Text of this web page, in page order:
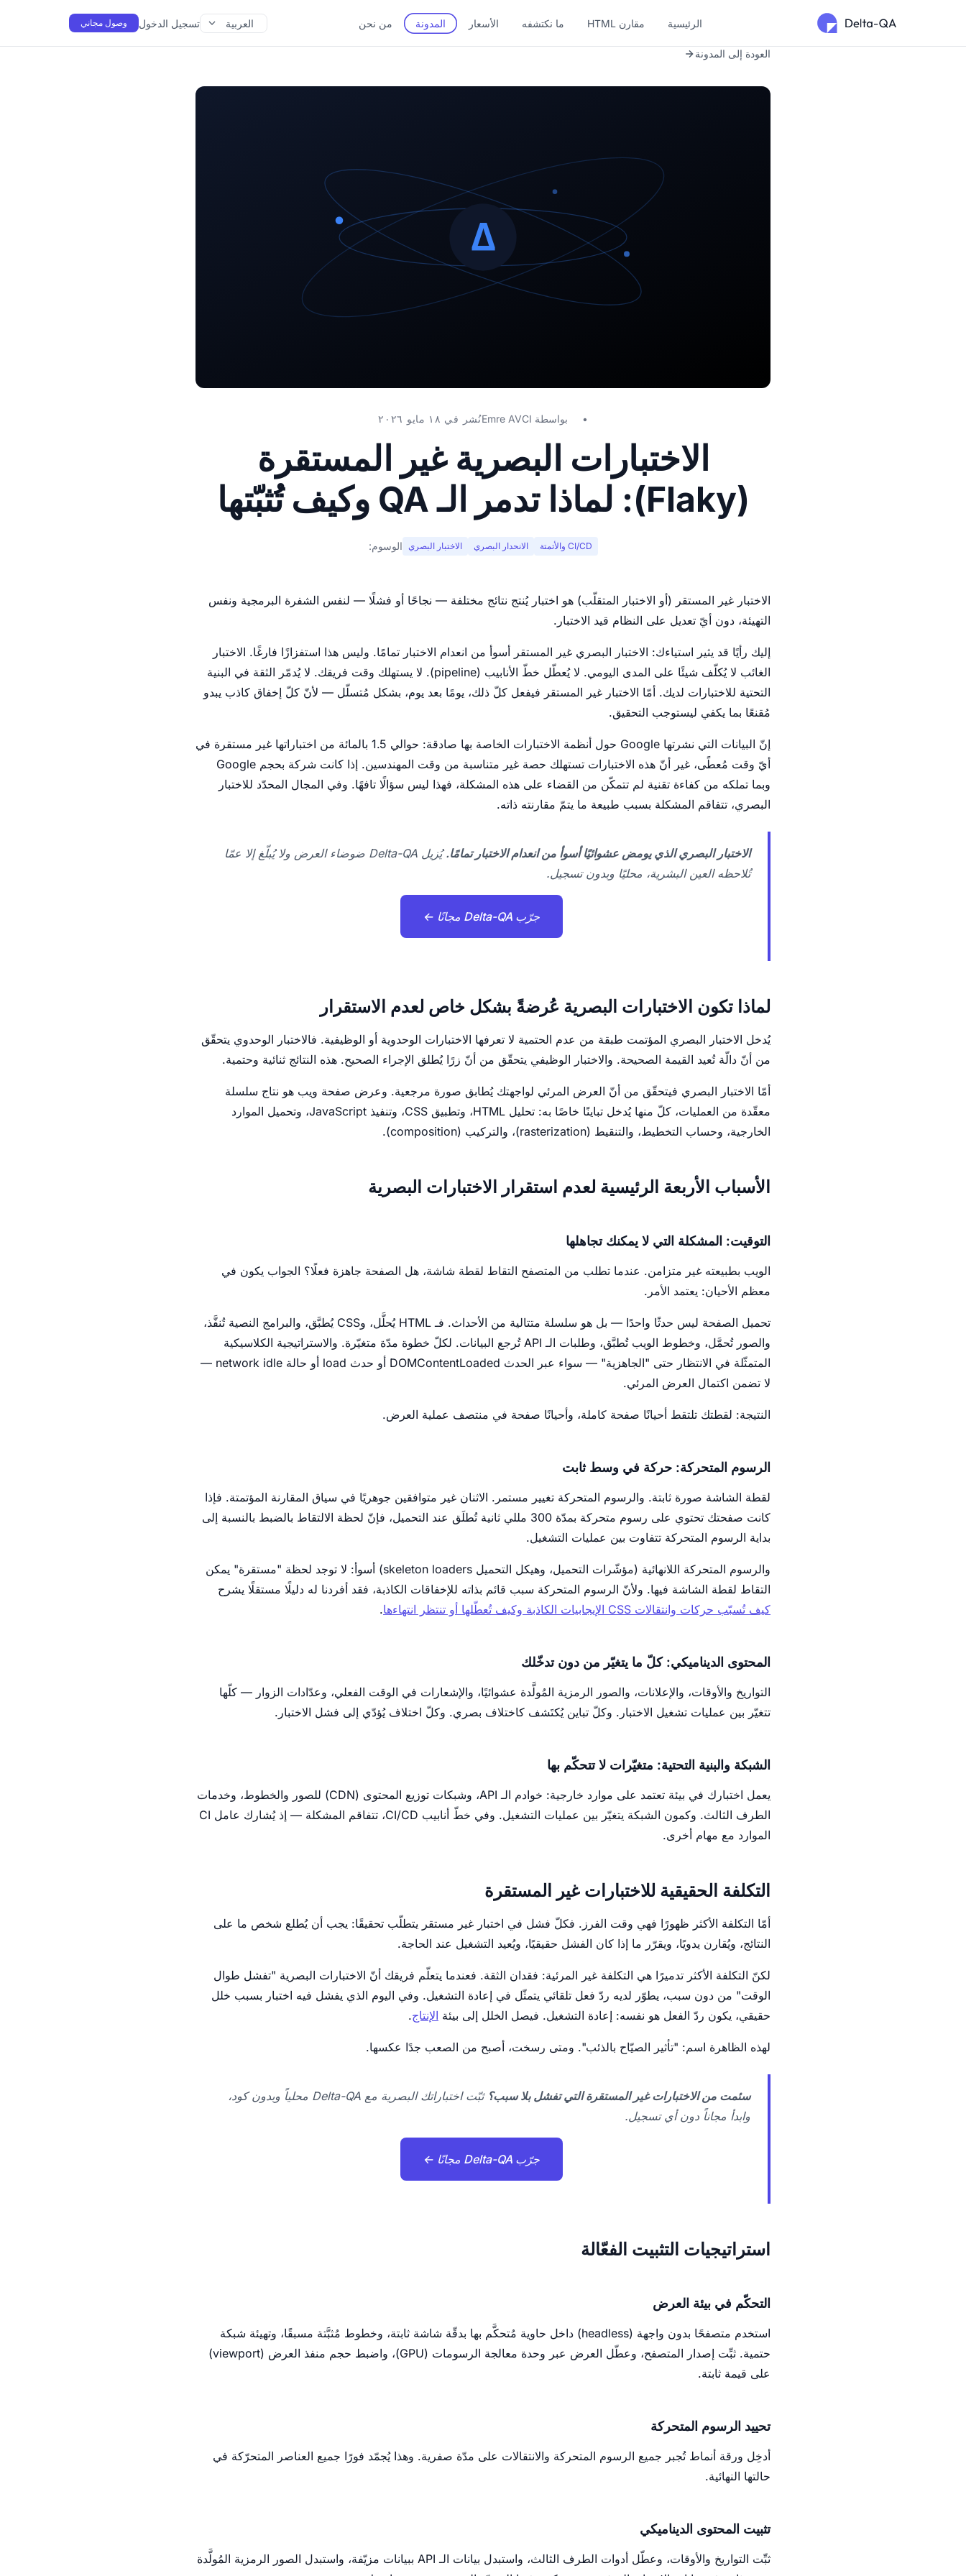
الرئيسية مقارن HTML ما نكتشفه الأسعار المدونة من نحن العربية تسجيل الدخول وصول مجاني
العودة إلى المدونة
نُشر في ١٨ مايو ٢٠٢٦ بواسطة Emre AVCI
الاختبارات البصرية غير المستقرة
(Flaky): لماذا تدمر الـ QA وكيف تُثبّتها
الوسوم: الاختبار البصري الانحدار البصري CI/CD والأتمتة
الاختبار غير المستقر (أو الاختبار المتقلّب) هو اختبار يُنتج نتائج مختلفة — نجاحًا أو فشلًا — لنفس الشفرة البرمجية ونفس
التهيئة، دون أيّ تعديل على النظام قيد الاختبار.
إليك رأيًا قد يثير استياءك: الاختبار البصري غير المستقر أسوأ من انعدام الاختبار تمامًا. وليس هذا استفزازًا فارغًا. الاختبار
الغائب لا يُكلّف شيئًا على المدى اليومي. لا يُعطّل خطّ الأنابيب (pipeline). لا يستهلك وقت فريقك. لا يُدمّر الثقة في البنية
التحتية للاختبارات لديك. أمّا الاختبار غير المستقر فيفعل كلّ ذلك، يومًا بعد يوم، بشكل مُتسلّل — لأنّ كلّ إخفاق كاذب يبدو
مُقنعًا بما يكفي ليستوجب التحقيق.
إنّ البيانات التي نشرتها Google حول أنظمة الاختبارات الخاصة بها صادقة: حوالي 1.5 بالمائة من اختباراتها غير مستقرة في
أيّ وقت مُعطًى، غير أنّ هذه الاختبارات تستهلك حصة غير متناسبة من وقت المهندسين. إذا كانت شركة بحجم Google
وبما تملكه من كفاءة تقنية لم تتمكّن من القضاء على هذه المشكلة، فهذا ليس سؤالًا تافهًا. وفي المجال المحدّد للاختبار
البصري، تتفاقم المشكلة بسبب طبيعة ما يتمّ مقارنته ذاته.
الاختبار البصري الذي يومض عشوائيًا أسوأ من انعدام الاختبار تمامًا.
يُزيل Delta-QA ضوضاء العرض ولا يُبلّغ إلا عمّا
تُلاحظه العين البشرية، محليًا وبدون تسجيل.
جرّب Delta-QA مجانًا ←
لماذا تكون الاختبارات البصرية عُرضةً بشكل خاص لعدم الاستقرار
يُدخل الاختبار البصري المؤتمت طبقة من عدم الحتمية لا تعرفها الاختبارات الوحدوية أو الوظيفية. فالاختبار الوحدوي يتحقّق
من أنّ دالّة تُعيد القيمة الصحيحة. والاختبار الوظيفي يتحقّق من أنّ زرًا يُطلق الإجراء الصحيح. هذه النتائج ثنائية وحتمية.
أمّا الاختبار البصري فيتحقّق من أنّ العرض المرئي لواجهتك يُطابق صورة مرجعية. وعرض صفحة ويب هو نتاج سلسلة
معقّدة من العمليات، كلّ منها يُدخل تباينًا خاصًا به: تحليل HTML، وتطبيق CSS، وتنفيذ JavaScript، وتحميل الموارد
الخارجية، وحساب التخطيط، والتنقيط (rasterization)، والتركيب (composition).
الأسباب الأربعة الرئيسية لعدم استقرار الاختبارات البصرية
التوقيت: المشكلة التي لا يمكنك تجاهلها
الويب بطبيعته غير متزامن. عندما تطلب من المتصفح التقاط لقطة شاشة، هل الصفحة جاهزة فعلًا؟ الجواب يكون في
معظم الأحيان: يعتمد الأمر.
تحميل الصفحة ليس حدثًا واحدًا — بل هو سلسلة متتالية من الأحداث. فـ HTML يُحلَّل، وCSS يُطبَّق، والبرامج النصية تُنفَّذ،
والصور تُحمَّل، وخطوط الويب تُطبَّق، وطلبات الـ API تُرجع البيانات. لكلّ خطوة مدّة متغيّرة. والاستراتيجية الكلاسيكية
المتمثّلة في الانتظار حتى "الجاهزية" — سواء عبر الحدث DOMContentLoaded أو حدث load أو حالة network idle —
لا تضمن اكتمال العرض المرئي.
النتيجة: لقطتك تلتقط أحيانًا صفحة كاملة، وأحيانًا صفحة في منتصف عملية العرض.
الرسوم المتحركة: حركة في وسط ثابت
لقطة الشاشة صورة ثابتة. والرسوم المتحركة تغيير مستمر. الاثنان غير متوافقين جوهريًا في سياق المقارنة المؤتمتة. فإذا
كانت صفحتك تحتوي على رسوم متحركة بمدّة 300 مللي ثانية تُطلَق عند التحميل، فإنّ لحظة الالتقاط بالضبط بالنسبة إلى
بداية الرسوم المتحركة تتفاوت بين عمليات التشغيل.
والرسوم المتحركة اللانهائية (مؤشّرات التحميل، وهيكل التحميل skeleton loaders) أسوأ: لا توجد لحظة "مستقرة" يمكن
التقاط لقطة الشاشة فيها. ولأنّ الرسوم المتحركة سبب قائم بذاته للإخفاقات الكاذبة، فقد أفردنا له دليلًا مستقلًا يشرح
كيف تُسبّب حركات وانتقالات CSS الإيجابيات الكاذبة وكيف تُعطّلها أو تنتظر انتهاءها
.
المحتوى الديناميكي: كلّ ما يتغيّر من دون تدخّلك
التواريخ والأوقات، والإعلانات، والصور الرمزية المُولَّدة عشوائيًا، والإشعارات في الوقت الفعلي، وعدّادات الزوار — كلّها
تتغيّر بين عمليات تشغيل الاختبار. وكلّ تباين يُكتَشف كاختلاف بصري. وكلّ اختلاف يُؤدّي إلى فشل الاختبار.
الشبكة والبنية التحتية: متغيّرات لا تتحكّم بها
يعمل اختبارك في بيئة تعتمد على موارد خارجية: خوادم الـ API، وشبكات توزيع المحتوى (CDN) للصور والخطوط، وخدمات
الطرف الثالث. وكمون الشبكة يتغيّر بين عمليات التشغيل. وفي خطّ أنابيب CI/CD، تتفاقم المشكلة — إذ يُشارك عامل CI
الموارد مع مهام أخرى.
التكلفة الحقيقية للاختبارات غير المستقرة
أمّا التكلفة الأكثر ظهورًا فهي وقت الفرز. فكلّ فشل في اختبار غير مستقر يتطلّب تحقيقًا: يجب أن يُطلع شخص ما على
النتائج، ويُقارن يدويًا، ويقرّر ما إذا كان الفشل حقيقيًا، ويُعيد التشغيل عند الحاجة.
لكنّ التكلفة الأكثر تدميرًا هي التكلفة غير المرئية: فقدان الثقة. فعندما يتعلّم فريقك أنّ الاختبارات البصرية "تفشل طوال
الوقت" من دون سبب، يطوّر لديه ردّ فعل تلقائي يتمثّل في إعادة التشغيل. وفي اليوم الذي يفشل فيه اختبار بسبب خلل
حقيقي، يكون ردّ الفعل هو نفسه: إعادة التشغيل. فيصل الخلل إلى بيئة الإنتاج.
لهذه الظاهرة اسم: "تأثير الصيّاح بالذئب". ومتى رسخت، أصبح من الصعب جدًا عكسها.
سئمت من الاختبارات غير المستقرة التي تفشل بلا سبب؟
ثبّت اختباراتك البصرية مع Delta-QA محلياً وبدون كود،
وابدأ مجاناً دون أي تسجيل.
جرّب Delta-QA مجانًا ←
استراتيجيات التثبيت الفعّالة
التحكّم في بيئة العرض
استخدم متصفحًا بدون واجهة (headless) داخل حاوية مُتحكَّم بها بدقّة شاشة ثابتة، وخطوط مُثبَّتة مسبقًا، وتهيئة شبكة
حتمية. ثبِّت إصدار المتصفح، وعطّل العرض عبر وحدة معالجة الرسومات (GPU)، واضبط حجم منفذ العرض (viewport)
على قيمة ثابتة.
تحييد الرسوم المتحركة
أدخِل ورقة أنماط تُجبر جميع الرسوم المتحركة والانتقالات على مدّة صفرية. وهذا يُجمّد فورًا جميع العناصر المتحرّكة في
حالتها النهائية.
تثبيت المحتوى الديناميكي
ثبِّت التواريخ والأوقات، وعطّل أدوات الطرف الثالث، واستبدل بيانات الـ API ببيانات مزيّفة، واستبدل الصور الرمزية المُولَّدة